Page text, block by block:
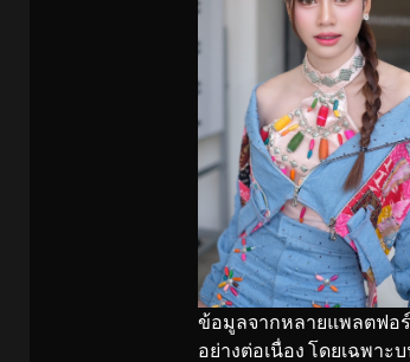
ข้อมูลจากหลายแพลตฟอ
อย่างต่อเนื่อง โดยเฉพา